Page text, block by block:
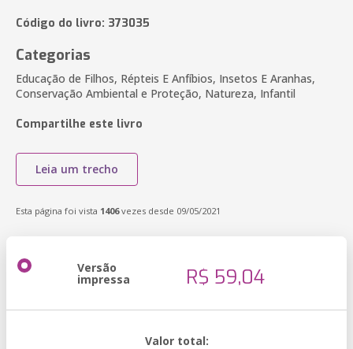
Código do livro: 373035
Categorias
Educação de Filhos, Répteis E Anfíbios, Insetos E Aranhas,
Conservação Ambiental e Proteção, Natureza, Infantil
Compartilhe este livro
Leia um trecho
Esta página foi vista 1406vezes desde 09/05/2021
Versão
impressa R$ 59,04
Valor total: